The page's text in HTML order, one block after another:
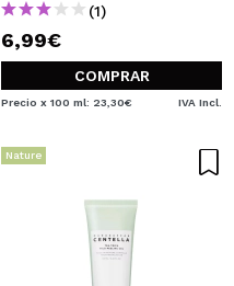
(1)
6,99€
COMPRAR
Precio x 100 ml: 23,30€ IVA Incl.
Nature